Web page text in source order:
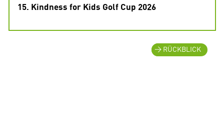
15. Kindness for Kids Golf Cup 2026
RÜCKBLICK